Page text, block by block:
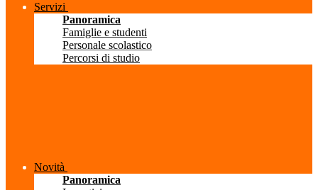
Servizi
Panoramica
Famiglie e studenti
Personale scolastico
Percorsi di studio
Novità
Panoramica